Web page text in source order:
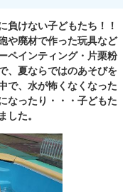
負けない子どもたち！！
や廃材で作った玩具など
ペインティング・片栗粉
、夏ならではのあそびを
で、水が怖くなくなった
なったり・・・子どもた
した。